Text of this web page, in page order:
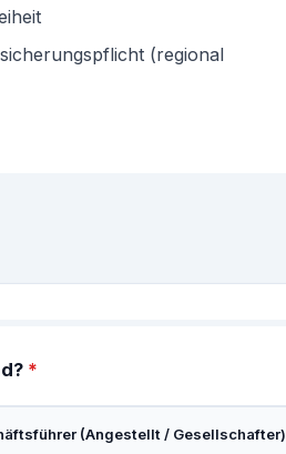
(regional
*
(Angestellt / Gesellschafter)